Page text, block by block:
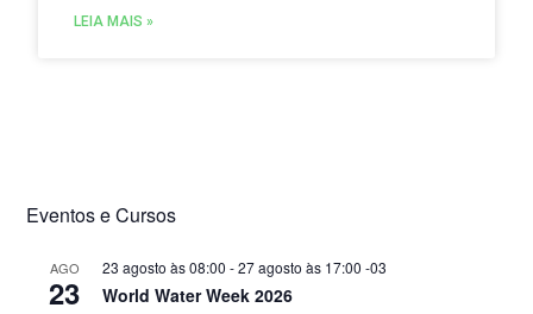
obrigam o país a preparar-se para um futuro mais
LEIA MAIS »
Eventos e Cursos
AGO
23
23 agosto às 08:00 -27 agosto às 17:00 -03
World Water Week 2026